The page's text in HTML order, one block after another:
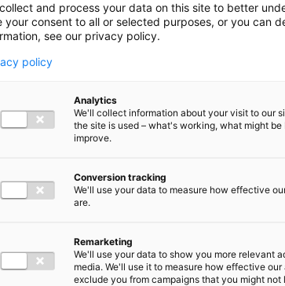
bij
party
and process your data on this site to better
your consent to all or selected purposes, or you can
see our privacy policy.
policy
Analytics
We'll collect information about your visit to our
the site is used – what's working, what might
improve.
Conversion tracking
We'll use your data to measure how effective
are.
Remarketing
We'll use your data to show you more relevant
media. We'll use it to measure how effective our
exclude you from campaigns that you might not